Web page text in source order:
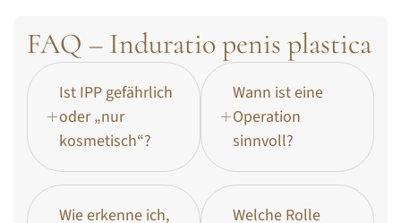
FAQ – Induratio penis plastica
Ist IPP gefährlich
oder „nur
kosmetisch“?
Wie erkenne ich,
Wann ist eine
Operation
sinnvoll?
Welche Rolle